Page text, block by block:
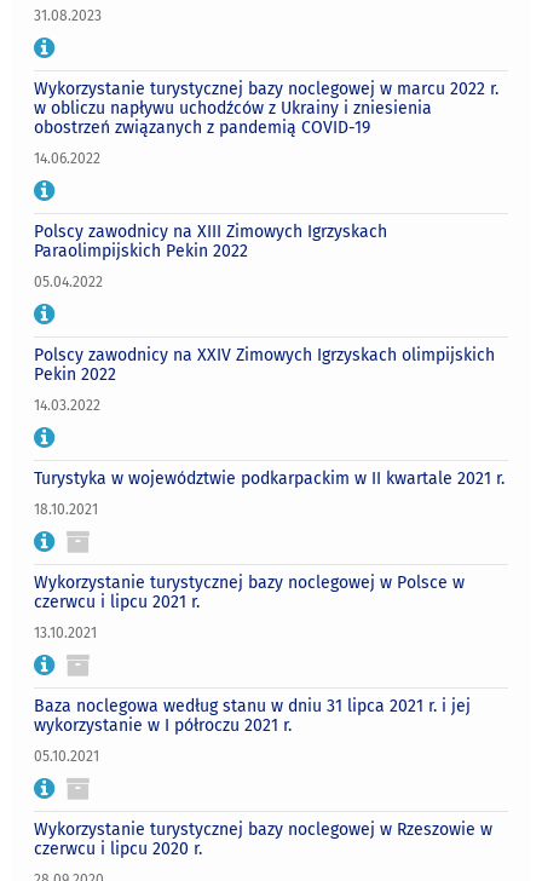
31.08.2023
Wykorzystanie turystycznej bazy noclegowej w marcu 2022 r.
w obliczu napływu uchodźców z Ukrainy i zniesienia
obostrzeń związanych z pandemią COVID-19
14.06.2022
Polscy zawodnicy na XIII Zimowych Igrzyskach
Paraolimpijskich Pekin 2022
05.04.2022
Polscy zawodnicy na XXIV Zimowych Igrzyskach olimpijskich
Pekin 2022
14.03.2022
Turystyka w województwie podkarpackim w II kwartale 2021 r.
18.10.2021
Wykorzystanie turystycznej bazy noclegowej w Polsce w
czerwcu i lipcu 2021 r.
13.10.2021
Baza noclegowa według stanu w dniu 31 lipca 2021 r. i jej
wykorzystanie w I półroczu 2021 r.
05.10.2021
Wykorzystanie turystycznej bazy noclegowej w Rzeszowie w
czerwcu i lipcu 2020 r.